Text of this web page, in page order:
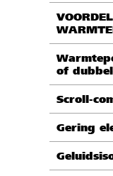
of
Scroll-
Gering